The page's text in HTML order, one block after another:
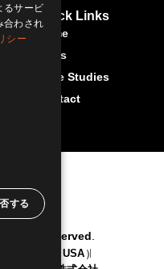
Rights Reserved.
RSET inc. (USA)
Us Quick Links
Home
News
Case Studies
Contact
るサービ
合わされ
シー
する